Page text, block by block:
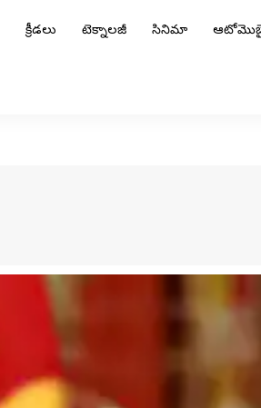
క్రీడలు టెక్నాలజీ సినిమా